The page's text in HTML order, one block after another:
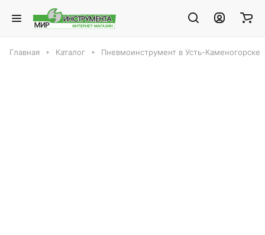
Главная Каталог Пневмоинструмент в Усть-Каменогорске